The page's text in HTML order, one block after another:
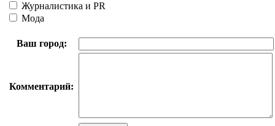
Журналистика и PR
Мода
Ваш город:
Комментарий: